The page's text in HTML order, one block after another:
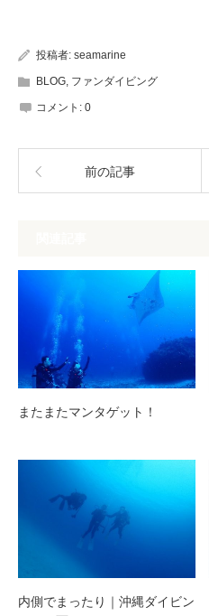
投稿者: seamarine
BLOG, ファンダイビング
コメント: 0
前の記事
またまたマンタゲット！
内側でまったり｜沖縄ダイビン